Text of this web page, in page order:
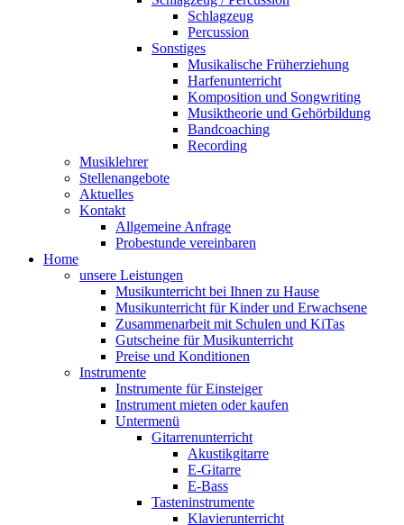
Schlagzeug
Percussion
Sonstiges
Musikalische Früherziehung
Harfenunterricht
Komposition und Songwriting
Musiktheorie und Gehörbildung
Bandcoaching
Recording
Musiklehrer
Stellenangebote
Aktuelles
Kontakt
Allgemeine Anfrage
Probestunde vereinbaren
Home
unsere Leistungen
Musikunterricht bei Ihnen zu Hause
Musikunterricht für Kinder und Erwachsene
Zusammenarbeit mit Schulen und KiTas
Gutscheine für Musikunterricht
Preise und Konditionen
Instrumente
Instrumente für Einsteiger
Instrument mieten oder kaufen
Untermenü
Gitarrenunterricht
Akustikgitarre
E-Gitarre
E-Bass
Tasteninstrumente
Klavierunterricht